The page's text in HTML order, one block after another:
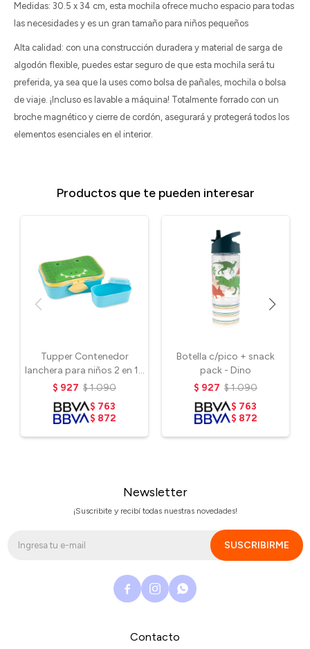
Medidas: 30.5 x 34 cm, esta mochila ofrece mucho espacio para todas
las necesidades y es un gran tamaño para niños pequeños
Alta calidad: con una construcción duradera y material de sarga de
algodón flexible, puedes estar seguro de que esta mochila será tu
preferida, ya sea que la uses como bolsa de pañales, mochila o bolsa
de viaje. ¡Incluso es lavable a máquina! Totalmente forrado con un
broche magnético y cierre de cordón, asegurará y protegerá todos los
elementos esenciales en el interior.
Productos que te pueden interesar
Tupper Contenedor
lanchera para niños 2 en 1 -
Cocodrilo
$ 927 $1.090
$ 763
$ 872
Botella c/pico + snack
pack - Dino
$ 927 $1.090
$ 763
$ 872
Contacto
Newsletter
¡Suscribite y recibí todas nuestras novedades!
SUSCRIBIRME
  